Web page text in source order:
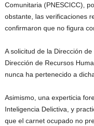
Comunitaria (PNESCICC),
obstante, las verificaciones
confirmaron que no figura
A solicitud de la Dirección
Dirección de Recursos
nunca ha pertenecido a
Asimismo, una experticia
Inteligencia Delictiva, y
que el carnet ocupado no